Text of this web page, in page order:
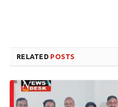
RELATED POSTS